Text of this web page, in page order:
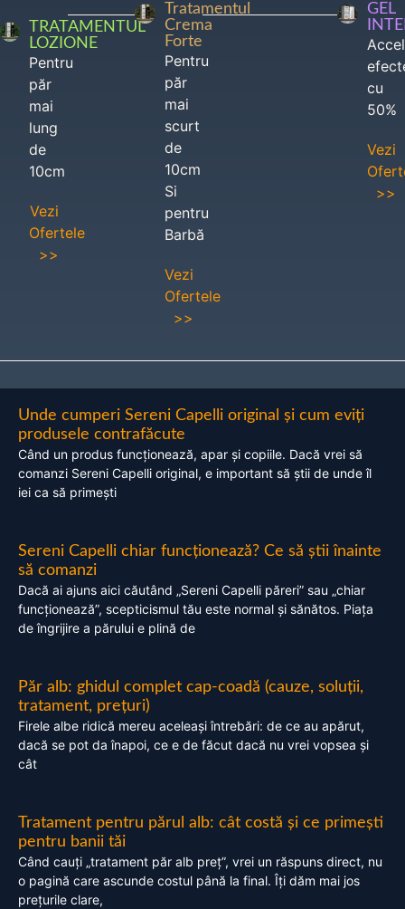
TRATAMENTUL
LOZIONE
Pentru
păr
mai
lung
de
10cm
Vezi
Ofertele
>>
Tratamentul
Crema
Forte
Pentru
păr
mai
scurt
de
10cm
Si
pentru
Barbă
Vezi
Ofertele
>>
GEL
cu
50%
Vezi
>>
Unde cumperi Sereni Capelli original și cum eviți
produsele contrafăcute
Când un produs funcționează, apar și copiile. Dacă vrei să
comanzi Sereni Capelli original, e important să știi de unde îl
iei ca să primești
Sereni Capelli chiar funcționează? Ce să știi înainte
să comanzi
Dacă ai ajuns aici căutând „Sereni Capelli păreri” sau „chiar
funcționează”, scepticismul tău este normal și sănătos. Piața
de îngrijire a părului e plină de
Păr alb: ghidul complet cap-coadă (cauze, soluții,
tratament, prețuri)
Firele albe ridică mereu aceleași întrebări: de ce au apărut,
dacă se pot da înapoi, ce e de făcut dacă nu vrei vopsea și
cât
Tratament pentru părul alb: cât costă și ce primești
pentru banii tăi
Când cauți „tratament păr alb preț”, vrei un răspuns direct, nu
o pagină care ascunde costul până la final. Îți dăm mai jos
prețurile clare,